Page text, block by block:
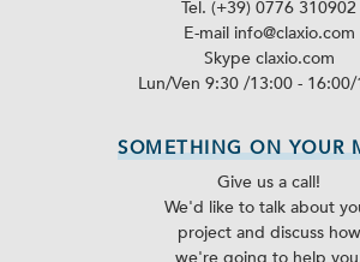
Tel. (+39) 0776 310902
E-mail info@claxio.com
Skype claxio.com
Lun/Ven 9:30 /13:00 -
SOMETHING ON YOUR
Give us a call!
We'd like to talk about
project and discuss how